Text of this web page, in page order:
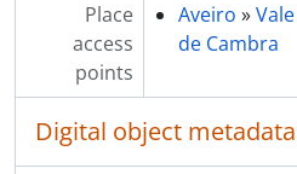
[Item] Carnaval
[Item] Carnaval
[Item] Carnaval
Place
access
points
Aveiro »
de Cambra
Digital object metadata